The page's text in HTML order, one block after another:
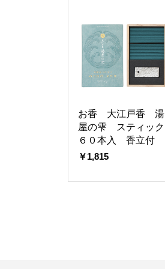
お香 大江戸香 湯
屋の雫 スティック
６０本入 香立付
￥1,815